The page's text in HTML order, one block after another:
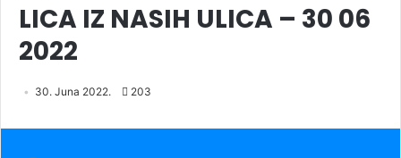
LICA IZ NASIH ULICA – 30 06
2022
30. Juna 2022. 203